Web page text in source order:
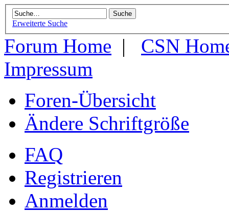
Erweiterte Suche
Forum Home | CSN
Impressum
Foren-Übersicht
Ändere Schriftgröße
FAQ
Registrieren
Anmelden